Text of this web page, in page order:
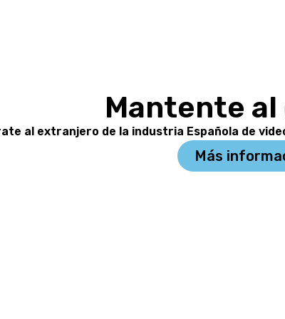
Mantente al
al extranjero de la industria Española de
Más